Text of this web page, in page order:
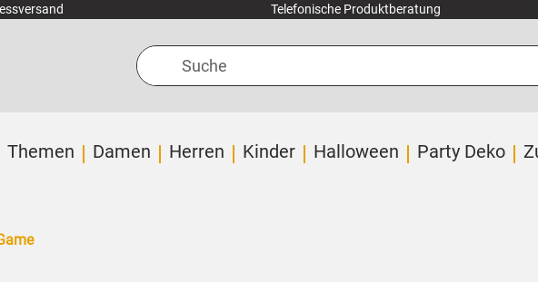
Telefonische Produktberatung
Suche
Themen Damen Herren Kinder Halloween Party Deko